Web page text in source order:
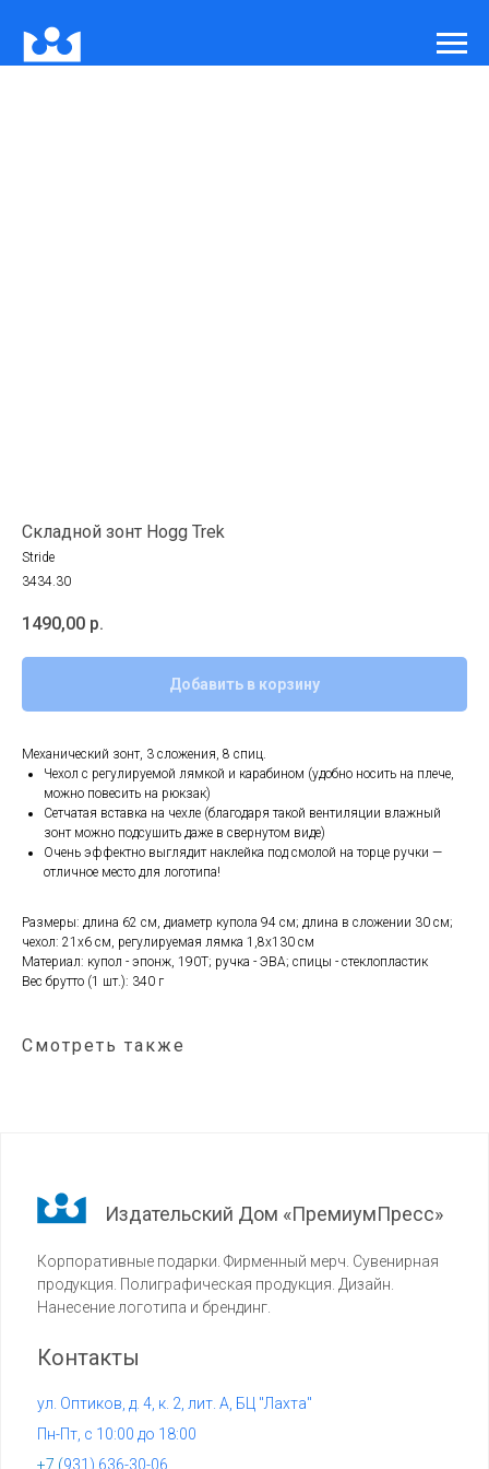
Складной зонт Hogg Trek
Stride
3434.30
1490,00 р.
Добавить в корзину
Механический зонт, 3 сложения, 8 спиц.
Чехол с регулируемой лямкой и карабином (удобно носить на плече,
можно повесить на рюкзак)
Сетчатая вставка на чехле (благодаря такой вентиляции влажный
зонт можно подсушить даже в свернутом виде)
Очень эффектно выглядит наклейка под смолой на торце ручки —
отличное место для логотипа!
Размеры: длина 62 см, диаметр купола 94 см; длина в сложении 30 см;
чехол: 21х6 см, регулируемая лямка 1,8х130 см
Материал: купол - эпонж, 190T; ручка - ЭВА; спицы - стеклопластик
Вес брутто (1 шт.): 340 г
Смотреть также
Издательский Дом «ПремиумПресс»
Корпоративные подарки. Фирменный мерч. Сувенирная
продукция. Полиграфическая продукция. Дизайн.
Нанесение логотипа и брендинг.
Контакты
+7 (931) 636-30-06
ул. Оптиков, д. 4, к. 2, лит. А, БЦ "Лахта"
Пн-Пт, с 10:00 до 18:00